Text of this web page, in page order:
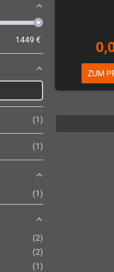
1449 €
1
1
1
2
2
1
ZUM